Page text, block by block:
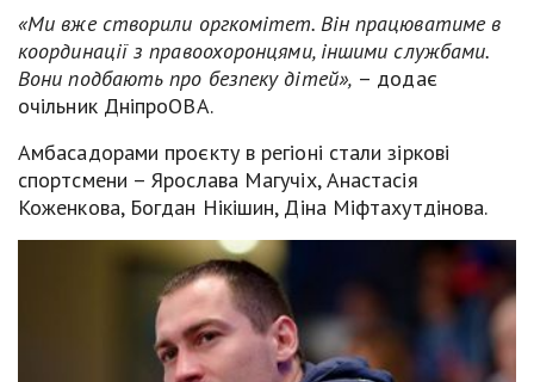
«Ми вже створили оргкомітет. Він працюватиме в
координації з правоохоронцями, іншими службами.
Вони подбають про безпеку дітей», – додає
очільник ДніпроОВА.
Амбасадорами проєкту в регіоні стали зіркові
спортсмени – Ярослава Магучіх, Анастасія
Коженкова, Богдан Нікішин, Діна Міфтахутдінова.